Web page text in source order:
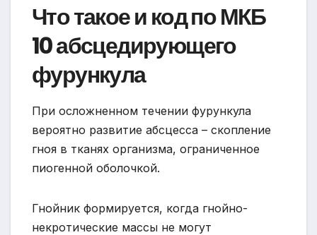
Что такое и код по МКБ
10 абсцедирующего
фурункула
При осложненном течении фурункула
вероятно развитие абсцесса – скопление
гноя в тканях организма, ограниченное
пиогенной оболочкой.
Гнойник формируется, когда гнойно-
некротические массы не могут